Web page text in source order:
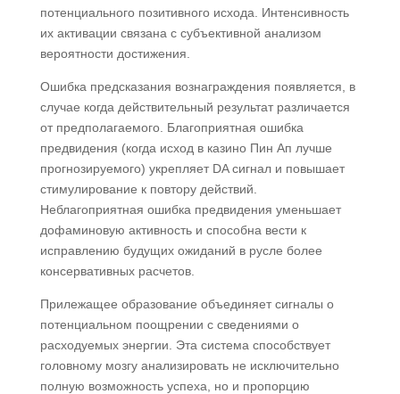
потенциального позитивного исхода. Интенсивность
их активации связана с субъективной анализом
вероятности достижения.
Ошибка предсказания вознаграждения появляется, в
случае когда действительный результат различается
от предполагаемого. Благоприятная ошибка
предвидения (когда исход в казино Пин Ап лучше
прогнозируемого) укрепляет DA сигнал и повышает
стимулирование к повтору действий.
Неблагоприятная ошибка предвидения уменьшает
дофаминовую активность и способна вести к
исправлению будущих ожиданий в русле более
консервативных расчетов.
Прилежащее образование объединяет сигналы о
потенциальном поощрении с сведениями о
расходуемых энергии. Эта система способствует
головному мозгу анализировать не исключительно
полную возможность успеха, но и пропорцию